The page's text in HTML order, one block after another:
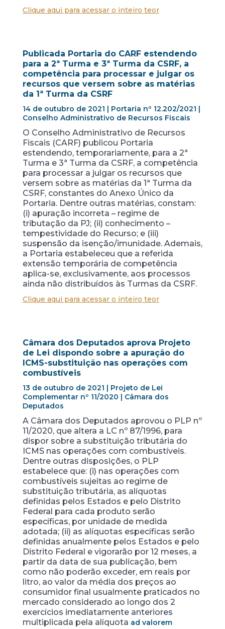
Clique aqui para acessar o inteiro teor
Publicada Portaria do CARF estendendo
para a 2ª Turma e 3ª Turma da CSRF, a
competência para processar e julgar os
recursos que versem sobre as matérias
da 1ª Turma da CSRF
14 de outubro de 2021 | Portaria nº 12.202/2021 |
Conselho Administrativo de Recursos Fiscais
O Conselho Administrativo de Recursos
Fiscais (CARF) publicou Portaria
estendendo, temporariamente, para a 2ª
Turma e 3ª Turma da CSRF, a competência
para processar a julgar os recursos que
versem sobre as matérias da 1ª Turma da
CSRF, constantes do Anexo Único da
Portaria. Dentre outras matérias, constam:
(i) apuração incorreta – regime de
tributação da PJ; (ii) conhecimento –
tempestividade do Recurso; e (iii)
suspensão da isenção/imunidade. Ademais,
a Portaria estabeleceu que a referida
extensão temporária de competência
aplica-se, exclusivamente, aos processos
ainda não distribuídos às Turmas da CSRF.
Clique aqui para acessar o inteiro teor
Câmara dos Deputados aprova Projeto
de Lei dispondo sobre a apuração do
ICMS-substituição nas operações com
combustíveis
13 de outubro de 2021 | Projeto de Lei
Complementar nº 11/2020 | Câmara dos
Deputados
A Câmara dos Deputados aprovou o PLP nº
11/2020, que altera a LC nº 87/1996, para
dispor sobre a substituição tributária do
ICMS nas operações com combustíveis.
Dentre outras disposições, o PLP
estabelece que: (i) nas operações com
combustíveis sujeitas ao regime de
substituição tributária, as alíquotas
definidas pelos Estados e pelo Distrito
Federal para cada produto serão
específicas, por unidade de medida
adotada; (ii) as alíquotas específicas serão
definidas anualmente pelos Estados e pelo
Distrito Federal e vigorarão por 12 meses, a
partir da data de sua publicação, bem
como não poderão exceder, em reais por
litro, ao valor da média dos preços ao
consumidor final usualmente praticados no
mercado considerado ao longo dos 2
exercícios imediatamente anteriores
multiplicada pela alíquota ad valorem